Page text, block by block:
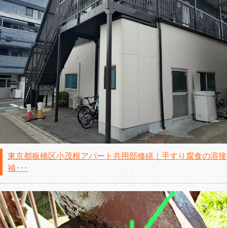
東京都板橋区小茂根アパート共用部修繕｜手すり腐食の溶接
補･･･